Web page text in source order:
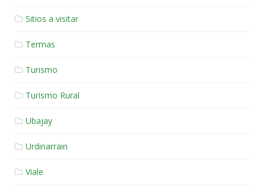
Sitios a visitar
Termas
Turismo
Turismo Rural
Ubajay
Urdinarrain
Viale